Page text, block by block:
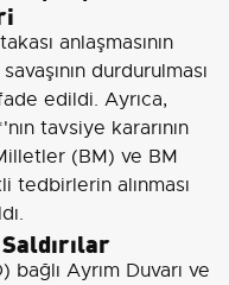
anlaşmasının
durdurulması
edildi. Ayrıca,
tavsiye kararının
(BM) ve BM
tedbirlerin alınması
Ayrım Duvarı ve